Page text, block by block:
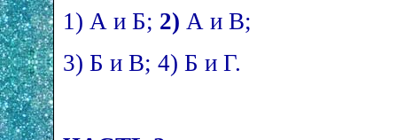
1) А и Б; 2) А и В;
3) Б и В; 4) Б и Г.